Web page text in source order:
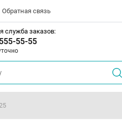
Обратная связь
служба заказов:
55-55